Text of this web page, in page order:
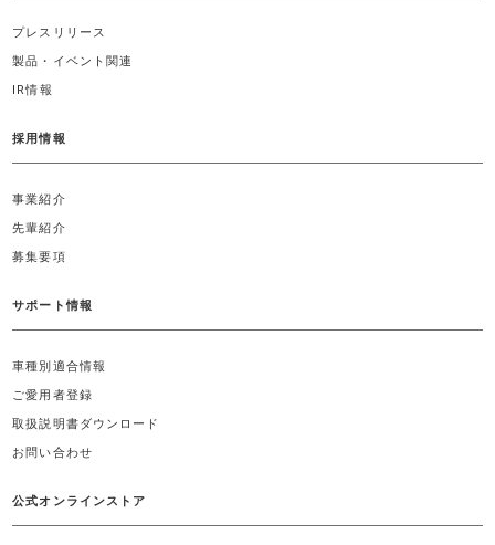
プレスリリース
製品・イベント関連
IR情報
採用情報
事業紹介
先輩紹介
募集要項
サポート情報
車種別適合情報
ご愛用者登録
取扱説明書ダウンロード
お問い合わせ
公式オンラインストア